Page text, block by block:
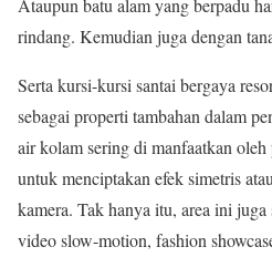
Ataupun batu alam yang berpadu
rindang. Kemudian juga dengan
Serta kursi-kursi santai bergaya
sebagai properti tambahan dalam
air kolam sering di manfaatkan
untuk menciptakan efek simetris
kamera. Tak hanya itu, area ini
video slow-motion, fashion